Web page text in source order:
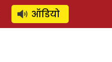
SUBSCRIBE
ऑडियो